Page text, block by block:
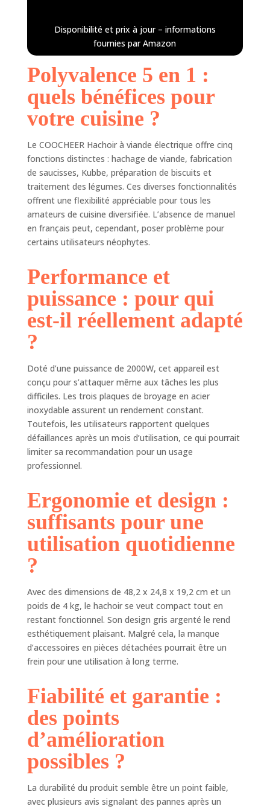
mandoline, idéal pour hacher la
viande, râper les
légumes/fruits/fromage, faire des
avec l'embout à pâtisserie.
Équipement professionnel : 3
plaques de coupe (grossière,
moyenne, fine), 4 lames (lame
grossière/fine, lame de coupe
épaisse/fine) en acier inoxydable et
adaptateur de fabrication de
saucisses pour différentes tailles de
saucisses. Santé et sécurité : toutes
les pièces en contact avec les
aliments sont fabriquées en acier
inoxydable de qualité alimentaire,
sans aluminium ni autres matériaux
dangereux. Nettoyage facile : tous
avec de l'eau chaude savonneuse.
vaisselle)
Disponibilité et prix à jour – informations
fournies par Amazon
Polyvalence 5 en 1 :
quels bénéfices pour
votre cuisine ?
Le COOCHEER Hachoir à viande électrique offre cinq
fonctions distinctes : hachage de viande, fabrication
de saucisses, Kubbe, préparation de biscuits et
traitement des légumes. Ces diverses fonctionnalités
offrent une flexibilité appréciable pour tous les
amateurs de cuisine diversifiée. L’absence de manuel
en français peut, cependant, poser problème pour
certains utilisateurs néophytes.
Performance et
puissance : pour qui
est-il réellement adapté
?
Doté d’une puissance de 2000W, cet appareil est
conçu pour s’attaquer même aux tâches les plus
difficiles. Les trois plaques de broyage en acier
inoxydable assurent un rendement constant.
Toutefois, les utilisateurs rapportent quelques
défaillances après un mois d’utilisation, ce qui pourrait
limiter sa recommandation pour un usage
professionnel.
Ergonomie et design :
suffisants pour une
utilisation quotidienne
?
Avec des dimensions de 48,2 x 24,8 x 19,2 cm et un
poids de 4 kg, le hachoir se veut compact tout en
restant fonctionnel. Son design gris argenté le rend
esthétiquement plaisant. Malgré cela, la manque
d’accessoires en pièces détachées pourrait être un
frein pour une utilisation à long terme.
Fiabilité et garantie :
des points
d’amélioration
possibles ?
La durabilité du produit semble être un point faible,
avec plusieurs avis signalant des pannes après un